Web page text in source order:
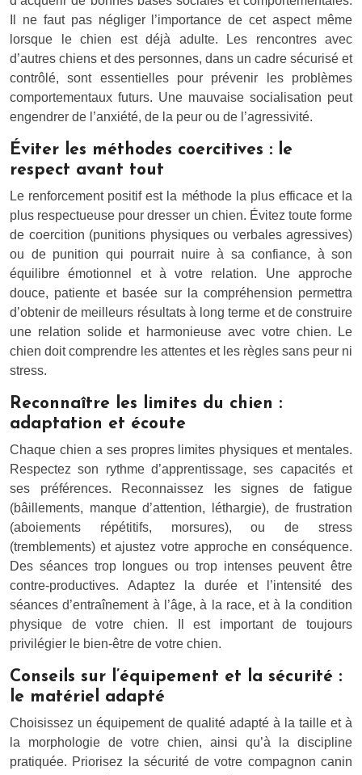
Il ne faut pas négliger l’importance de cet aspect même
lorsque le chien est déjà adulte. Les rencontres avec
d’autres chiens et des personnes, dans un cadre sécurisé et
contrôlé, sont essentielles pour prévenir les problèmes
comportementaux futurs. Une mauvaise socialisation peut
engendrer de l’anxiété, de la peur ou de l’agressivité.
Éviter les méthodes coercitives : le
respect avant tout
Le renforcement positif est la méthode la plus efficace et la
plus respectueuse pour dresser un chien. Évitez toute forme
de coercition (punitions physiques ou verbales agressives)
ou de punition qui pourrait nuire à sa confiance, à son
équilibre émotionnel et à votre relation. Une approche
douce, patiente et basée sur la compréhension permettra
d’obtenir de meilleurs résultats à long terme et de construire
une relation solide et harmonieuse avec votre chien. Le
chien doit comprendre les attentes et les règles sans peur ni
stress.
Reconnaître les limites du chien :
adaptation et écoute
Chaque chien a ses propres limites physiques et mentales.
Respectez son rythme d’apprentissage, ses capacités et
ses préférences. Reconnaissez les signes de fatigue
(bâillements, manque d’attention, léthargie), de frustration
(aboiements répétitifs, morsures), ou de stress
(tremblements) et ajustez votre approche en conséquence.
Des séances trop longues ou trop intenses peuvent être
contre-productives. Adaptez la durée et l’intensité des
séances d’entraînement à l’âge, à la race, et à la condition
physique de votre chien. Il est important de toujours
privilégier le bien-être de votre chien.
Conseils sur l’équipement et la sécurité :
le matériel adapté
Choisissez un équipement de qualité adapté à la taille et à
la morphologie de votre chien, ainsi qu’à la discipline
pratiquée. Priorisez la sécurité de votre compagnon canin